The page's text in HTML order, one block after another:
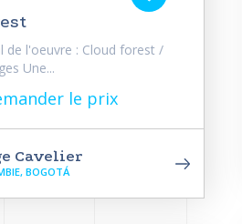
de l'oeuvre : Cloud forest /
Une...
le prix
Cavelier
BOGOTÁ